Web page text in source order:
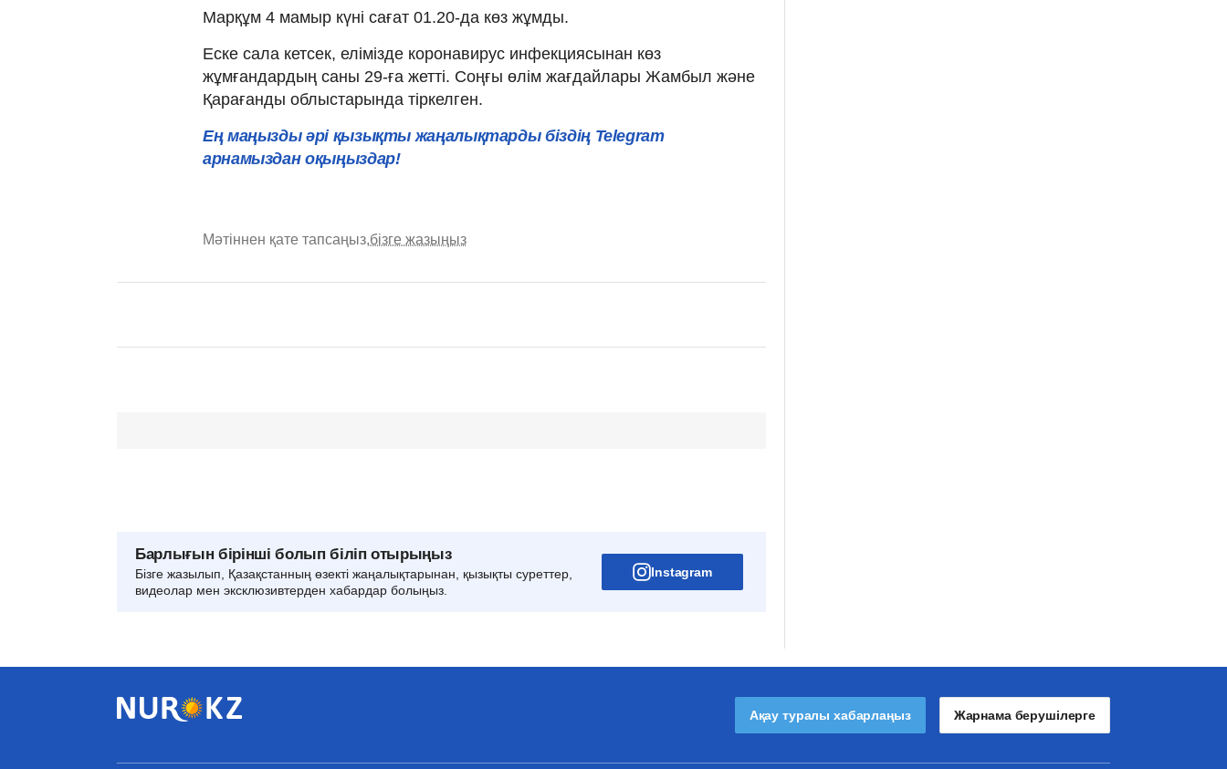
Марқұм 4 мамыр күні сағат 01.20-да көз жұмды.
Еске сала кетсек, елімізде коронавирус инфекциясынан көз
жұмғандардың саны 29-ға жетті. Соңғы өлім жағдайлары Жамбыл және
Қарағанды облыстарында тіркелген.
Ең маңызды әрі қызықты жаңалықтарды біздің Telegram
арнамыздан оқыңыздар!
Мәтіннен қате тапсаңыз,бізге жазыңыз
Барлығын бірінші болып біліп отырыңыз
Бізге жазылып, Қазақстанның өзекті жаңалықтарынан, қызықты суреттер,
видеолар мен эксклюзивтерден хабардар болыңыз.
Instagram
Ақау туралы хабарлаңыз Жарнама берушілерге